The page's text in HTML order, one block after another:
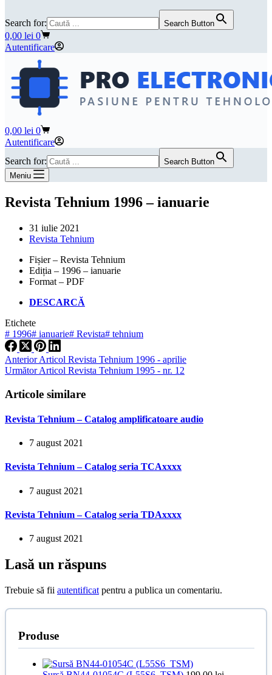
Search for: Search Button
Coș
de
cumpărături
0,00 lei 0
Autentificare
Coș
de
cumpărături
0,00 lei 0
Autentificare
Search for:
Search Button
Meniu
Revista Tehnium 1996 – ianuarie
31 iulie 2021
Revista Tehnium
Fișier – Revista Tehnium
Ediția – 1996 – ianuarie
Format – PDF
DESCARCĂ
Etichete
# 1996# ianuarie# Revista# tehnium
AnteriorArticol Revista Tehnium 1996 - aprilie
UrmătorArticol Revista Tehnium 1995 - nr. 12
Articole similare
Revista Tehnium – Catalog amplificatoare audio
7 august 2021
Revista Tehnium – Catalog seria TCAxxxx
7 august 2021
Revista Tehnium – Catalog seria TDAxxxx
7 august 2021
Lasă un răspuns
Trebuie să fii autentificat pentru a publica un comentariu.
Produse